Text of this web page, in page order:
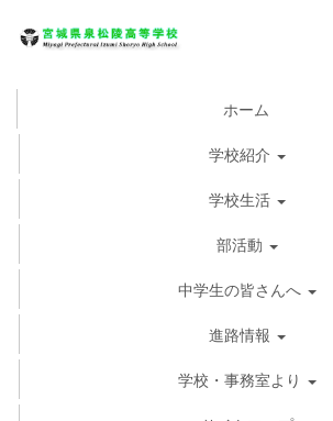
ホーム
学校紹介
学校生活
部活動
中学生の皆さんへ
進路情報
学校・事務室より